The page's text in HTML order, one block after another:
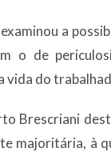
a
o de
vida do
Brescriani
majoritária, à